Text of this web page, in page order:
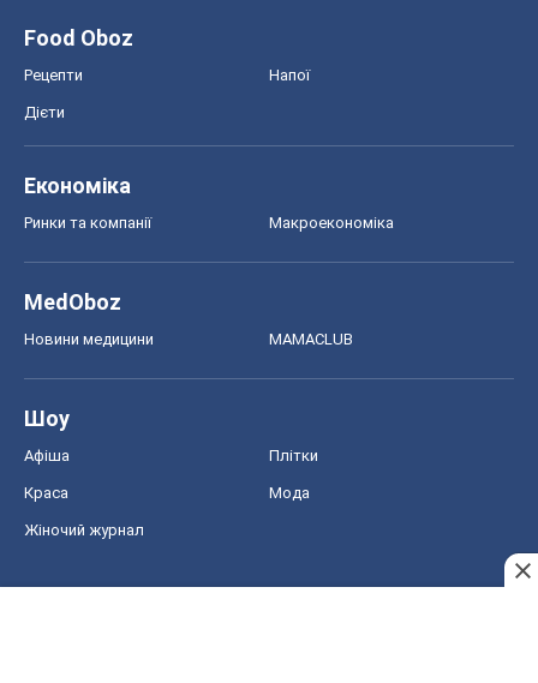
Food Oboz
Рецепти Напої
Дієти
Економіка
Ринки та компанії Макроекономіка
MedOboz
Новини медицини MAMACLUB
Шоу
Афіша Плітки
Краса Мода
Жіночий журнал